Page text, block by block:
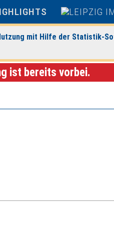
mit Hilfe der Statistik-
ist bereits vorbei.